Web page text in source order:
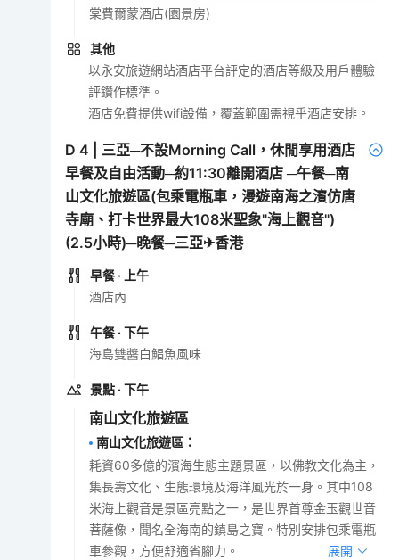
棠費爾蒙酒店(園景房)
其他
以永安旅遊網站酒店平台評定的酒店等級及用戶體驗
評鑽作標準。
酒店免費提供wifi設備，覆蓋範圍需視乎酒店安排。
D4
三亞─不設Morning Call，休閒享用酒店
早餐及自由活動─約11:30離開酒店 ─午餐─南
山文化旅遊區(包乘電瓶車，漫遊南海之濱仿唐
寺廟、打卡世界最大108米聖象"海上觀音")
(2.5小時)─晚餐─三亞✈香港
早餐 · 上午
酒店內
午餐 · 下午
海島雙醬白鯧魚風味
景點 · 下午
南山文化旅遊區
南山文化旅遊區 ：
耗資60多億的濱海生態主題景區，以佛教文化為主，
集長壽文化、生態環境及海洋風光於一身。其中108
米海上觀音是景區亮點之一，是世界首尊金玉觀世音
菩薩像，聞名全海南的鎮島之寶。特別安排包乘電瓶
車參觀，方便舒適省腳力。
展開